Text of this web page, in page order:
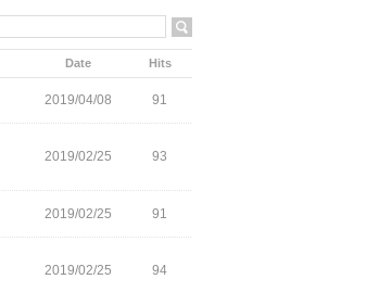
Date Hits
2019/04/08 91
2019/02/25 93
2019/02/25 91
2019/02/25 94